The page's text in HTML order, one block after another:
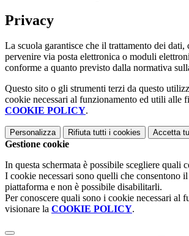
Privacy
La scuola garantisce che il trattamento dei dati,
pervenire via posta elettronica o moduli
conforme a quanto previsto dalla normativa
Questo sito o gli strumenti terzi da questo
cookie necessari al funzionamento ed utili alle
COOKIE POLICY.
Personalizza Rifiuta tutti i cookies Accetta
Gestione cookie
In questa schermata è possibile scegliere quali
I cookie necessari sono quelli che consentono
piattaforma e non è possibile disabilitarli.
Per conoscere quali sono i cookie necessari al
visionare la COOKIE POLICY.